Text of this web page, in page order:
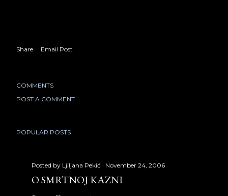
Share Email Post
COMMENTS
POST A COMMENT
POPULAR POSTS
Posted by Ljiljana Pekić November 24, 2006
O SMRTNOJ KAZNI